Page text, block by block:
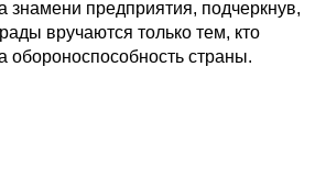
знамени предприятия, подчеркнув,
вручаются только тем, кто
обороноспособность страны.